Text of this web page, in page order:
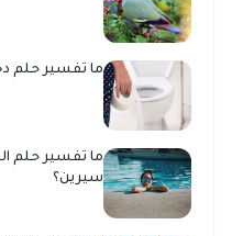
ما تفسير حلم
ما تفسير حلم
سيرين؟